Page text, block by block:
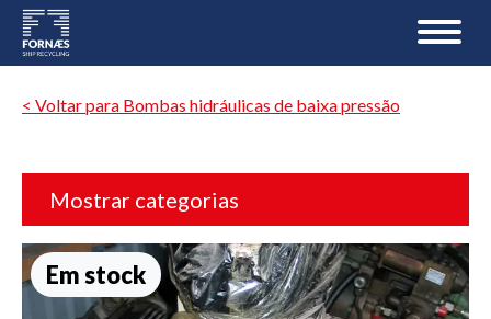
< Voltar para Bombas hidráulicas de baixa pressão
Mostrar categorias
Em stock